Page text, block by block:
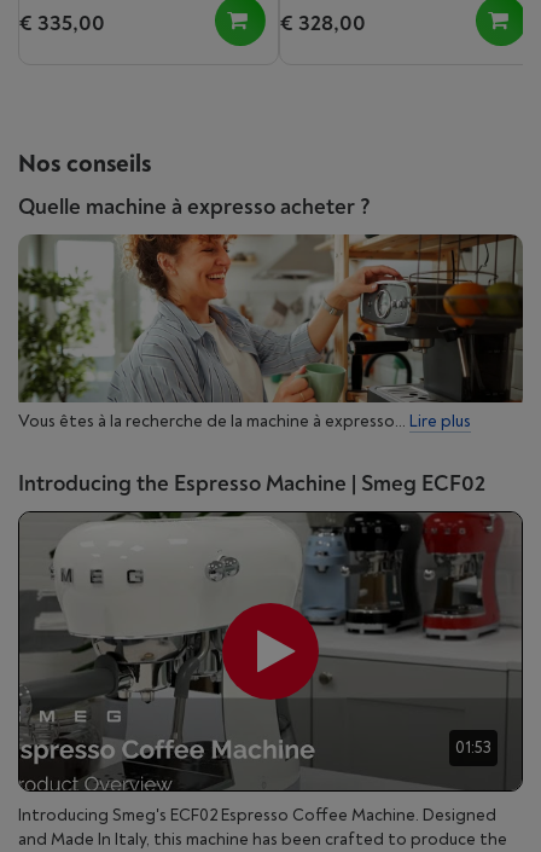
€ 335,00 € 328,00
Nos conseils
Quelle machine à expresso acheter ?
Vous êtes à la recherche de la machine à expresso... Lire plus
Introducing the Espresso Machine | Smeg ECF02
01:53
Introducing Smeg's ECF02 Espresso Coffee Machine. Designed
and Made In Italy, this machine has been crafted to produce the